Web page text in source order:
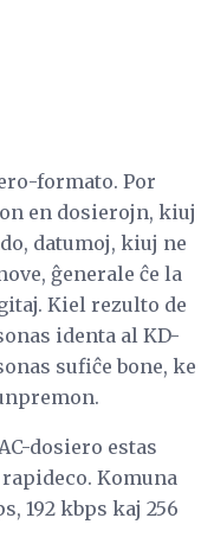
formato. Por
en dosierojn, kiuj
datumoj, kiuj ne
ĝenerale ĉe la
Kiel rezulto de
identa al KD-
sufiĉe bone, ke
dosiero estas
Komuna
192 kbps kaj 256